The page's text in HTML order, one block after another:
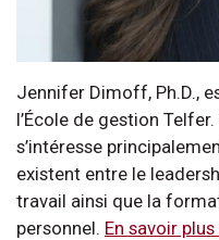
Jennifer Dimoff, Ph.D.,
l’École de gestion
s’intéresse
existent entre le
travail ainsi que la
personnel. En savoir